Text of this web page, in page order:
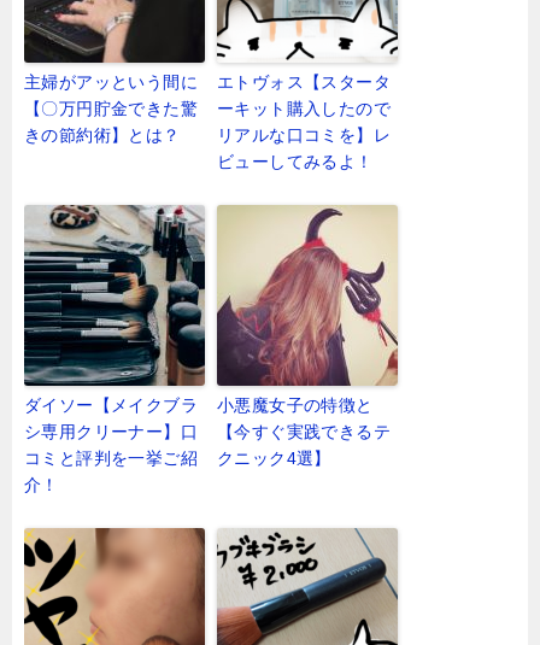
主婦がアッという間に
【〇万円貯金できた驚
きの節約術】とは？
エトヴォス【スタータ
ーキット購入したので
リアルな口コミを】レ
ビューしてみるよ！
ダイソー【メイクブラ
シ専用クリーナー】口
コミと評判を一挙ご紹
介！
小悪魔女子の特徴と
【今すぐ実践できるテ
クニック4選】